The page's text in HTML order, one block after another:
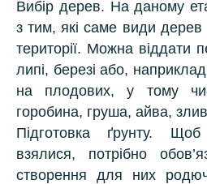
Вибір дерев. На даному
з тим, які саме види дерев
території. Можна віддати
липі, березі або,
на плодових, у тому
горобина, груша, айва,
Підготовка ґрунту.
взялися, потрібно
створення для них